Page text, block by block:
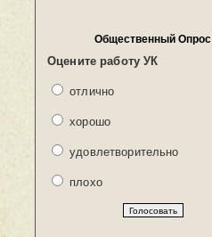
Общественный Опрос
Оцените работу УК
отлично
хорошо
удовлетворительно
плохо